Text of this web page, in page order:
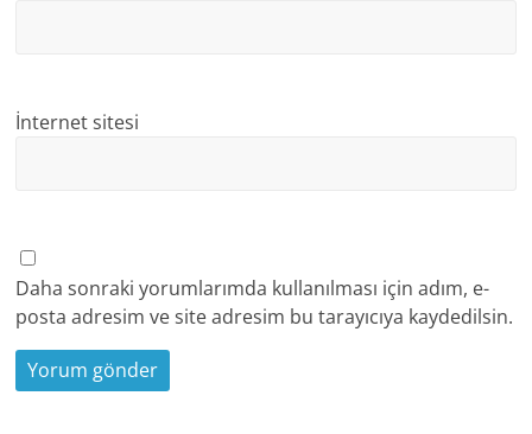
İnternet sitesi
Daha sonraki yorumlarımda kullanılması için adım, e-
posta adresim ve site adresim bu tarayıcıya kaydedilsin.